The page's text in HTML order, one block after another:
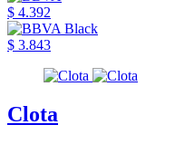
$ 4.392
$ 3.843
Clota